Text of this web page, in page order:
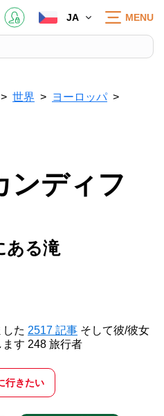
JA MENU
世界
ヨーロッパ
ンディフ
ある滝
た 2517 記事 そして彼/彼女
ます 248 旅行者
行きたい